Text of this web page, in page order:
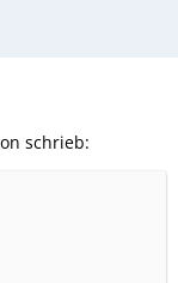
schrieb: